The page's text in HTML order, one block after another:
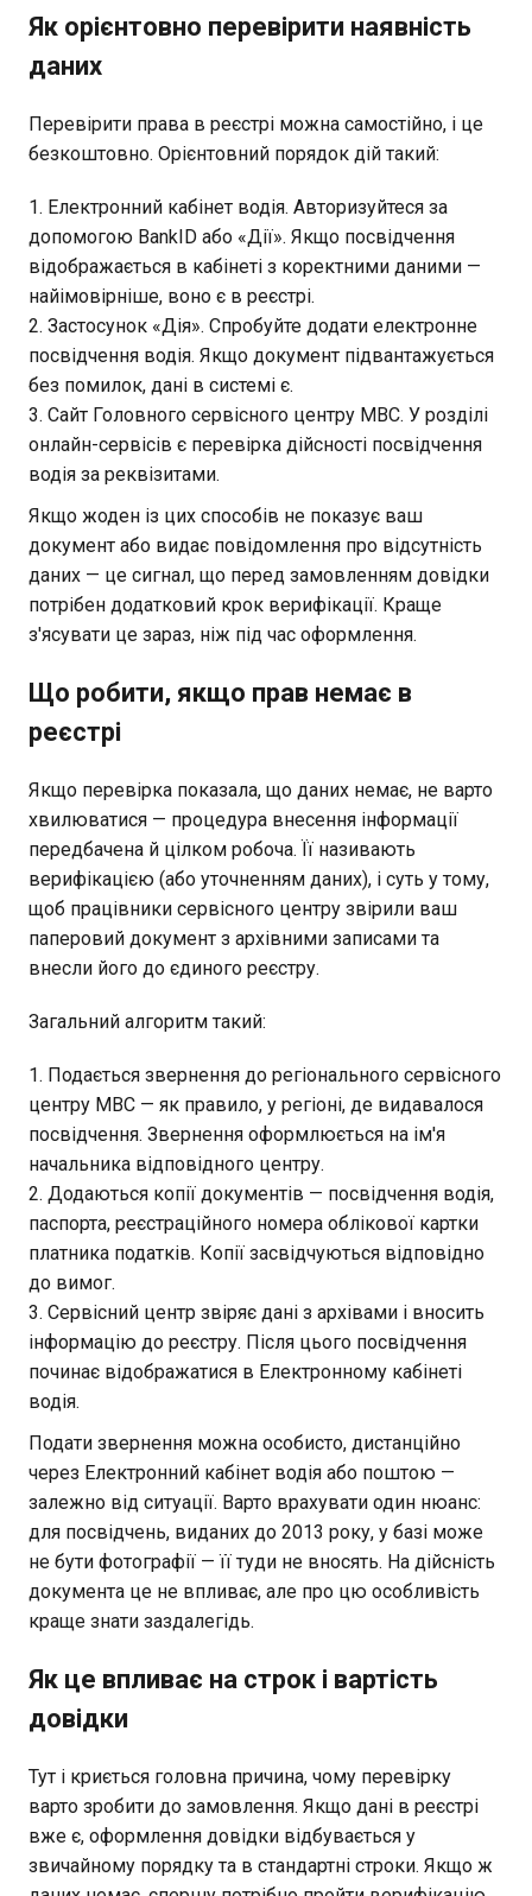
Як орієнтовно перевірити наявність
даних
Перевірити права в реєстрі можна самостійно, і це
безкоштовно. Орієнтовний порядок дій такий:
Електронний кабінет водія. Авторизуйтеся за
допомогою BankID або «Дії». Якщо посвідчення
відображається в кабінеті з коректними даними —
найімовірніше, воно є в реєстрі.
Застосунок «Дія». Спробуйте додати електронне
посвідчення водія. Якщо документ підвантажується
без помилок, дані в системі є.
Сайт Головного сервісного центру МВС. У розділі
онлайн-сервісів є перевірка дійсності посвідчення
водія за реквізитами.
Якщо жоден із цих способів не показує ваш
документ або видає повідомлення про відсутність
даних — це сигнал, що перед замовленням довідки
потрібен додатковий крок верифікації. Краще
з'ясувати це зараз, ніж під час оформлення.
Що робити, якщо прав немає в
реєстрі
Якщо перевірка показала, що даних немає, не варто
хвилюватися — процедура внесення інформації
передбачена й цілком робоча. Її називають
верифікацією (або уточненням даних), і суть у тому,
щоб працівники сервісного центру звірили ваш
паперовий документ з архівними записами та
внесли його до єдиного реєстру.
Загальний алгоритм такий:
Подається звернення до регіонального сервісного
центру МВС — як правило, у регіоні, де видавалося
посвідчення. Звернення оформлюється на ім'я
начальника відповідного центру.
Додаються копії документів — посвідчення водія,
паспорта, реєстраційного номера облікової картки
платника податків. Копії засвідчуються відповідно
до вимог.
Сервісний центр звіряє дані з архівами і вносить
інформацію до реєстру. Після цього посвідчення
починає відображатися в Електронному кабінеті
водія.
Подати звернення можна особисто, дистанційно
через Електронний кабінет водія або поштою —
залежно від ситуації. Варто врахувати один нюанс:
для посвідчень, виданих до 2013 року, у базі може
не бути фотографії — її туди не вносять. На дійсність
документа це не впливає, але про цю особливість
краще знати заздалегідь.
Як це впливає на строк і вартість
довідки
Тут і криється головна причина, чому перевірку
варто зробити до замовлення. Якщо дані в реєстрі
вже є, оформлення довідки відбувається у
звичайному порядку та в стандартні строки. Якщо ж